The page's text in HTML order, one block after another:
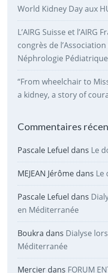
World Kidney Day aux
L’AIRG Suisse et l’AIRG
congrès de
Néphrologie Pédiatrique
“From wheelchair to
a kidney, a story of
Commentaires
Pascale Lefuel dans Le
MEJEAN Jérômedans Le
Pascale Lefuel dans
en Méditerranée
Boukra dans Dialyse
Méditerranée
Mercierdans FORUM